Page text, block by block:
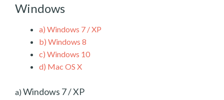
Windows
a) Windows 7 / XP
b) Windows 8
c) Windows 10
d) Mac OS X
a) Windows 7 / XP